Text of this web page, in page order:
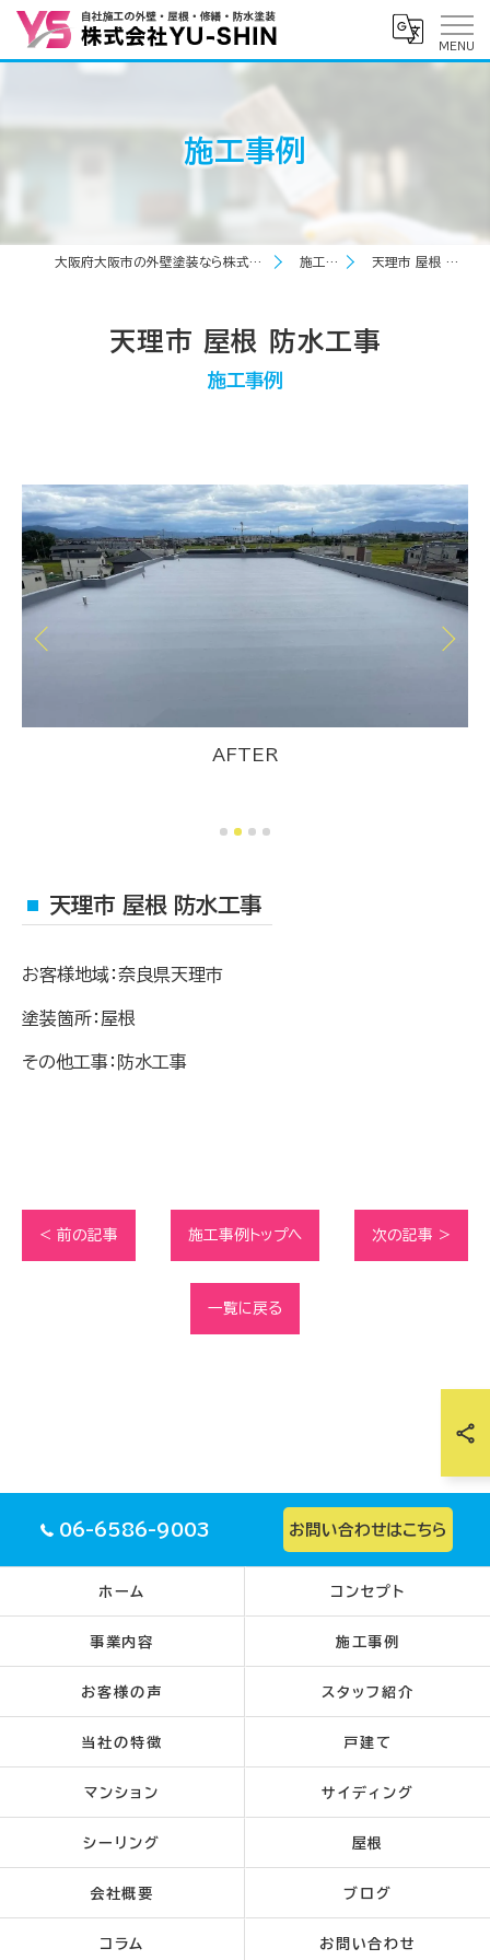
施工事例
大阪府大阪市の外壁塗装なら株式会社YU-SHIN 施工事例 天理市 屋根 防水工事
施工事例
天理市 屋根 防水工事
AFTER
天理市 屋根 防水工事
お客様地域：奈良県天理市
塗装箇所：屋根
その他工事：防水工事
< 前の記事 施工事例トップへ 次の記事 >
一覧に戻る
06-6586-9003 お問い合わせはこちら
ホーム コンセプト
事業内容 施工事例
お客様の声 スタッフ紹介
当社の特徴 戸建て
マンション サイディング
シーリング 屋根
会社概要 ブログ
コラム お問い合わせ